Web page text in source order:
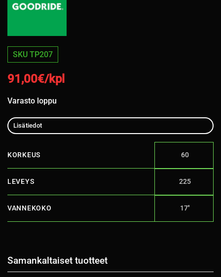
SKU TP207
91,00€/kpl
Varasto loppu
Lisätiedot
KORKEUS 60
LEVEYS 225
VANNEKOKO 17''
Samankaltaiset tuotteet